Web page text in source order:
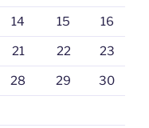
14 15 16
21 22 23
28 29 30